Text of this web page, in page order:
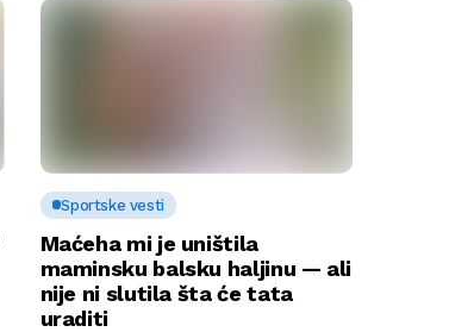
Sportske vesti
Maćeha mi je uništila
maminsku balsku haljinu — ali
nije ni slutila šta će tata
uraditi